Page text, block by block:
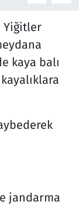
Yiğitler
kaya balı
jandarma